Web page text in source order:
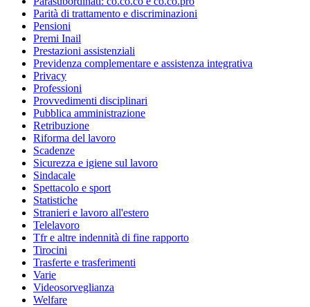
Parità di trattamento e discriminazioni
Pensioni
Premi Inail
Prestazioni assistenziali
Previdenza complementare e assistenza integrativa
Privacy
Professioni
Provvedimenti disciplinari
Pubblica amministrazione
Retribuzione
Riforma del lavoro
Scadenze
Sicurezza e igiene sul lavoro
Sindacale
Spettacolo e sport
Statistiche
Stranieri e lavoro all'estero
Telelavoro
Tfr e altre indennità di fine rapporto
Tirocini
Trasferte e trasferimenti
Varie
Videosorveglianza
Welfare